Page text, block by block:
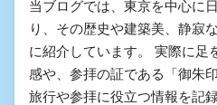
当ブログでは、東京を中心に
り、その歴史や建築美、静寂
に紹介しています。 実際に足
感や、参拝の証である「御朱
旅行や参拝に役立つ情報を記